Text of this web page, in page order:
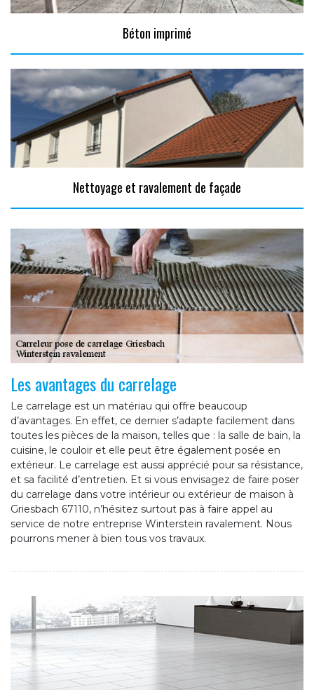
Béton imprimé
Nettoyage et ravalement de façade
Les avantages du carrelage
Le carrelage est un matériau qui offre beaucoup
d’avantages. En effet, ce dernier s’adapte facilement dans
toutes les pièces de la maison, telles que : la salle de bain, la
cuisine, le couloir et elle peut être également posée en
extérieur. Le carrelage est aussi apprécié pour sa résistance,
et sa facilité d’entretien. Et si vous envisagez de faire poser
du carrelage dans votre intérieur ou extérieur de maison à
Griesbach 67110, n’hésitez surtout pas à faire appel au
service de notre entreprise Winterstein ravalement. Nous
pourrons mener à bien tous vos travaux.